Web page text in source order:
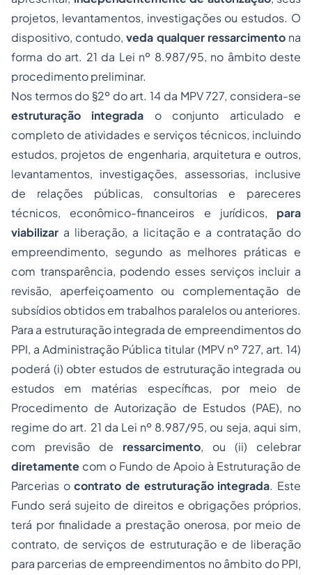
projetos, levantamentos, investigações ou estudos. O
dispositivo, contudo,veda qualquer ressarcimento na
forma do art. 21 da Lei nº 8.987/95, no âmbito deste
procedimento preliminar.
Nos termos do §2º do art. 14 da MPV 727, considera-se
estruturação integrada o conjunto articulado e
completo de atividades e serviços técnicos, incluindo
estudos, projetos de engenharia, arquitetura e outros,
levantamentos, investigações, assessorias, inclusive
de relações públicas, consultorias e pareceres
técnicos, econômico-financeiros e jurídicos, para
viabilizar a liberação, a licitação e a contratação do
empreendimento, segundo as melhores práticas e
com transparência, podendo esses serviços incluir a
revisão, aperfeiçoamento ou complementação de
subsídios obtidos em trabalhos paralelos ou anteriores.
Para a estruturação integrada de empreendimentos do
PPI, a Administração Pública titular (MPV nº 727, art. 14)
poderá (i) obter estudos de estruturação integrada ou
estudos em matérias específicas, por meio de
Procedimento de Autorização de Estudos (PAE), no
regime do art. 21 da Lei nº 8.987/95, ou seja, aqui sim,
com previsão de ressarcimento, ou (ii) celebrar
diretamente com o Fundo de Apoio à Estruturação de
Parcerias ocontrato de estruturação integrada. Este
Fundo será sujeito de direitos e obrigações próprios,
terá por finalidade a prestação onerosa, por meio de
contrato, de serviços de estruturação e de liberação
para parcerias de empreendimentos no âmbito do PPI,